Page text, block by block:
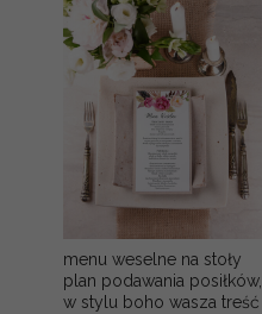
menu weselne na stoły
plan podawania posiłków,
w stylu boho wasza treść